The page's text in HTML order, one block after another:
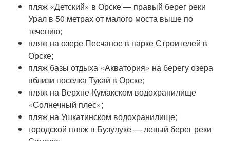
пляж «Детский» в Орске — правый берег реки
Урал в 50 метрах от малого моста выше по
течению;
пляж на озере Песчаное в парке Строителей в
Орске;
пляж базы отдыха «Акватория» на берегу озера
вблизи поселка Тукай в Орске;
пляж на Верхне-Кумакском водохранилище
«Солнечный плес»;
пляж на Ушкатинском водохранилище;
городской пляж в Бузулуке — левый берег реки